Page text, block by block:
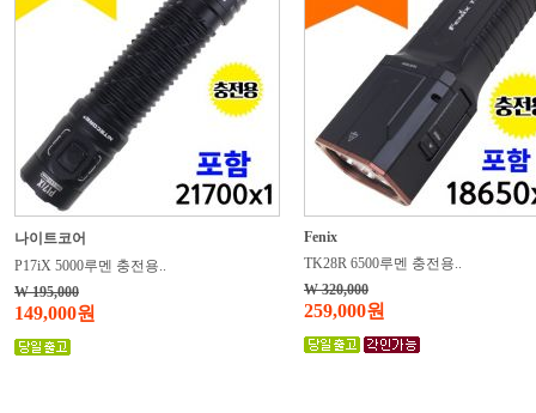
나이트코어
P17iX 5000루멘 충전용..
W 195,000
149,000원
Fenix
TK28R 6500루멘 충전용..
W 320,000
259,000원